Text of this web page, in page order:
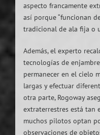
aspecto francamente
así porque “funcionan
tradicional de ala fija o
Además, el experto
tecnologías de
permanecer en el cielo
largas y efectuar
otra parte, Rogoway
extraterrestres está tan
muchos pilotos optan
observaciones de